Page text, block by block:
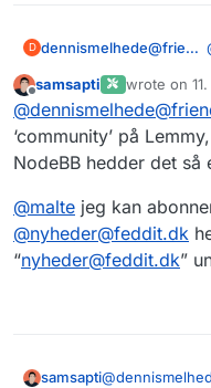
D dennismelhede@friendica.dk
Offline
samsapti wrote on
sidst
@
‘community’ på
NodeBB hedder det så
@malte jeg kan
@nyheder@feddit.dk
“nyheder@feddit.dk”
samsapti@